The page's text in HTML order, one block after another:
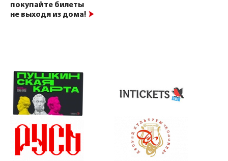
покупайте билеты
не выходя из дома!